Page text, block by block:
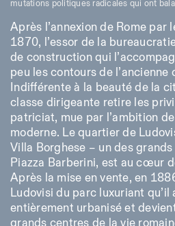
Facebook Instagram Linkedin Vimeo
Privacy Policy
VISITES GUIDÉES:
1
> 1
mutations politiques radicales qui ont
Après l’annexion de Rome par
1870, l’essor de la
de construction qui
peu les contours de l’ancienne
Indifférente à la beauté de la
classe dirigeante retire les
patriciat, mue par l’ambition
moderne. Le quartier de
Villa Borghese – un des
Piazza Barberini, est au cœur
Après la mise en vente, en
Ludovisi du parc luxuriant
entièrement urbanisé et